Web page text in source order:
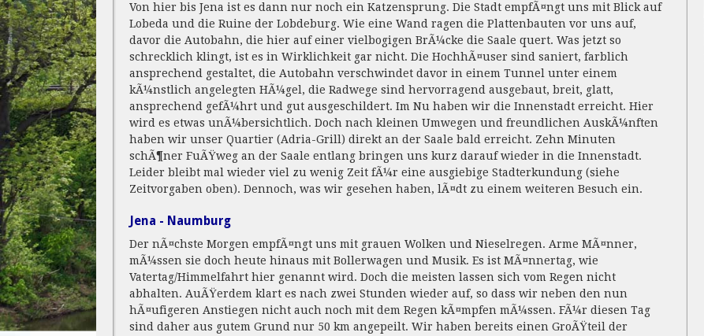
Von hier bis Jena ist es dann nur noch ein Katzensprung. Die Stadt empfÃ¤ngt uns mit Blick auf
Lobeda und die Ruine der Lobdeburg. Wie eine Wand ragen die Plattenbauten vor uns auf,
davor die Autobahn, die hier auf einer vielbogigen BrÃ¼cke die Saale quert. Was jetzt so
schrecklich klingt, ist es in Wirklichkeit gar nicht. Die HochhÃ¤user sind saniert, farblich
ansprechend gestaltet, die Autobahn verschwindet davor in einem Tunnel unter einem
kÃ¼nstlich angelegten HÃ¼gel, die Radwege sind hervorragend ausgebaut, breit, glatt,
ansprechend gefÃ¼hrt und gut ausgeschildert. Im Nu haben wir die Innenstadt erreicht. Hier
wird es etwas unÃ¼bersichtlich. Doch nach kleinen Umwegen und freundlichen AuskÃ¼nften
haben wir unser Quartier (Adria-Grill) direkt an der Saale bald erreicht. Zehn Minuten
schÃ¶ner FuÃŸweg an der Saale entlang bringen uns kurz darauf wieder in die Innenstadt.
Leider bleibt mal wieder viel zu wenig Zeit fÃ¼r eine ausgiebige Stadterkundung (siehe
Zeitvorgaben oben). Dennoch, was wir gesehen haben, lÃ¤dt zu einem weiteren Besuch ein.
Jena - Naumburg
Der nÃ¤chste Morgen empfÃ¤ngt uns mit grauen Wolken und Nieselregen. Arme MÃ¤nner,
mÃ¼ssen sie doch heute hinaus mit Bollerwagen und Musik. Es ist MÃ¤nnertag, wie
Vatertag/Himmelfahrt hier genannt wird. Doch die meisten lassen sich vom Regen nicht
abhalten. AuÃŸerdem klart es nach zwei Stunden wieder auf, so dass wir neben den nun
hÃ¤ufigeren Anstiegen nicht auch noch mit dem Regen kÃ¤mpfen mÃ¼ssen. FÃ¼r diesen Tag
sind daher aus gutem Grund nur 50 km angepeilt. Wir haben bereits einen GroÃŸteil der